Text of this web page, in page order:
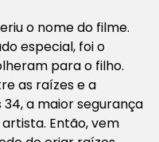
o nome do filme.
especial, foi o
para o filho.
as raízes e a
a maior segurança
Então, vem